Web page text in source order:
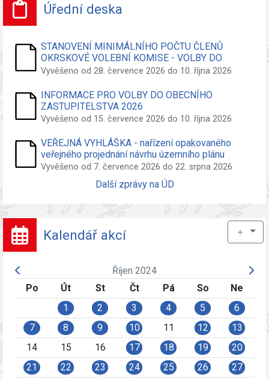
Úřední deska
STANOVENÍ MINIMÁLNÍHO POČTU ČLENŮ
OKRSKOVÉ VOLEBNÍ KOMISE - VOLBY DO
ZASTUPITELSTVA OBCE
Vyvěšeno od 28. července 2026 do 10. října 2026
INFORMACE PRO VOLBY DO OBECNÍHO
ZASTUPITELSTVA 2026
Vyvěšeno od 15. července 2026 do 10. října 2026
VEŘEJNÁ VYHLÁŠKA - nařízení opakovaného
veřejného projednání návrhu územního plánu
Vyvěšeno od 7. července 2026 do 22. srpna 2026
Další zprávy na ÚD
Kalendář akcí ＋
Říjen 2024
Po
Út St Čt Pá So
Ne
1
2 3 4 5
6
7
8 9 10 11 12
13
14
15 16 17 18 19
20
21
22 23 24 25 26
27